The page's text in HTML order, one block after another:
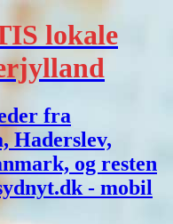
lokale
fra
Haderslev,
og resten
- mobil